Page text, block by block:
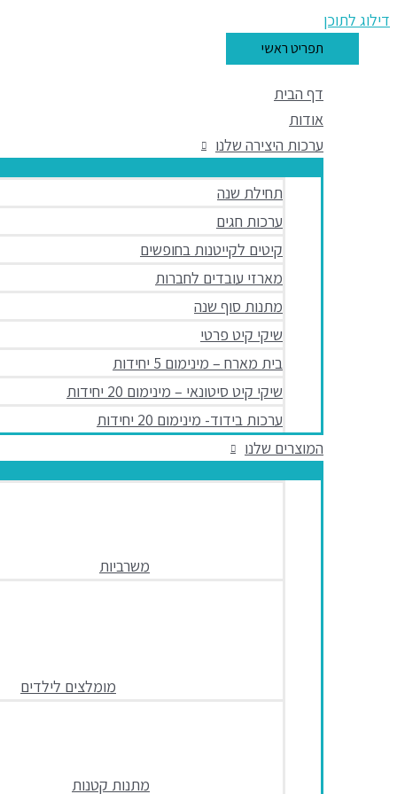
דילוג לתוכן
תפריט ראשי
דף הבית
אודות
ערכות היצירה שלנו
תחילת שנה
ערכות חגים
קיטים לקייטנות בחופשים
מארזי עובדים לחברות
מתנות סוף שנה
שיקי קיט פרטי
בית מארח – מינימום 5 יחידות
שיקי קיט סיטונאי – מינימום 20 יחידות
ערכות בידוד- מינימום 20 יחידות
המוצרים שלנו
משרביות
מומלצים לילדים
מתנות קטנות